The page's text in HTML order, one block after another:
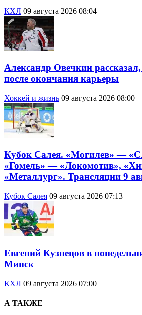
КХЛ 09 августа 2026 08:04
Александр Овечкин рассказал,
после окончания карьеры
Хоккей и жизнь 09 августа 2026 08:00
Кубок Салея. «Могилев» —
«Гомель» — «Локомотив»,
«Металлург». Трансляции 9
Кубок Салея 09 августа 2026 07:13
Евгений Кузнецов в
Минск
КХЛ 09 августа 2026 07:00
А ТАКЖЕ